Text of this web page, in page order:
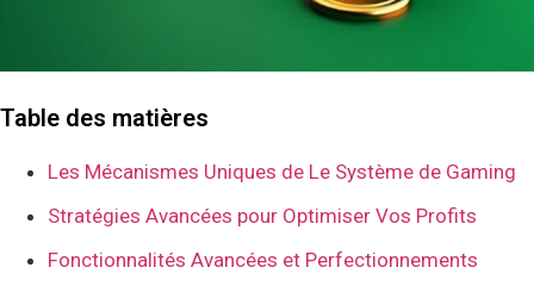
Table des matières
Les Mécanismes Uniques de Le Système de Gaming
Stratégies Avancées pour Optimiser Vos Profits
Fonctionnalités Avancées et Perfectionnements